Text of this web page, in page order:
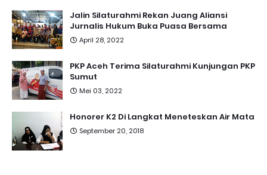
Jalin Silaturahmi Rekan Juang Aliansi
Jurnalis Hukum Buka Puasa Bersama
April 28, 2022
PKP Aceh Terima Silaturahmi Kunjungan PKP
Sumut
Mei 03, 2022
Honorer K2 Di Langkat Meneteskan Air Mata
September 20, 2018